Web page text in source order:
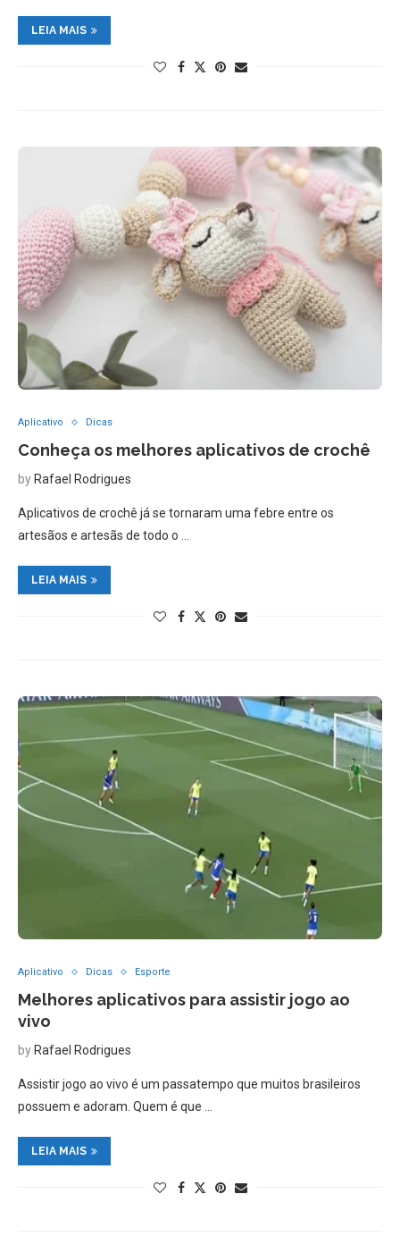
LEIA MAIS
Aplicativo Dicas
Conheça os melhores aplicativos de crochê
by Rafael Rodrigues
Aplicativos de crochê já se tornaram uma febre entre os
artesãos e artesãs de todo o …
LEIA MAIS
Aplicativo Dicas Esporte
Melhores aplicativos para assistir jogo ao
vivo
by Rafael Rodrigues
Assistir jogo ao vivo é um passatempo que muitos brasileiros
possuem e adoram. Quem é que …
LEIA MAIS